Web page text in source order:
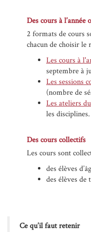
Des cours à l’année
2 formats de cours
chacun de choisir
Les cours à
septembre à
Les sessions
(nombre de
Les ateliers
les disciplines.
Des cours collectifs
Les cours sont
des élèves
des élèves de
Ce qu’il faut retenir